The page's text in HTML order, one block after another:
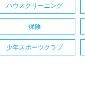
ハウスクリーニング
保険
少年スポーツクラブ